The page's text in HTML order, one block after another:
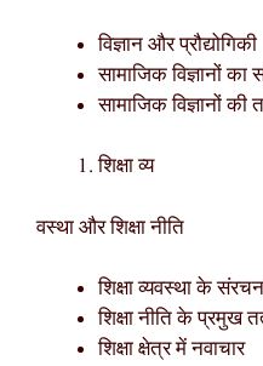
विज्ञान और प्रौद्योगिकी
सामाजिक विज्ञानों
सामाजिक विज्ञानों की
शिक्षा व्य
वस्था और शिक्षा नीति
शिक्षा व्यवस्था के
शिक्षा नीति के प्रमुख
शिक्षा क्षेत्र में नवाचार